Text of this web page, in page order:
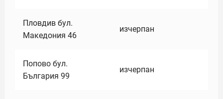
Пловдив бул.
Македония 46
изчерпан
Попово бул.
България 99
изчерпан